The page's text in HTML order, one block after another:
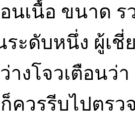
นเนื้อ ขนาด ร
ระดับหนึ่ง ผู้เชี่
างโจวเตือนว่
ควรรีบไปตร